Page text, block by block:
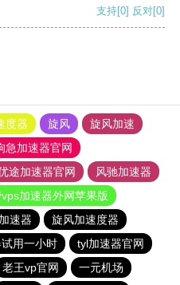
支持[0] 反对[0]
度器 旋风
旋风加速
急加速器官网
途加速器官网
风驰加速器
加速器外网苹果版
速器
旋风加速度器
用一小时
tyl加速器官网
老王vp官网 一元机场